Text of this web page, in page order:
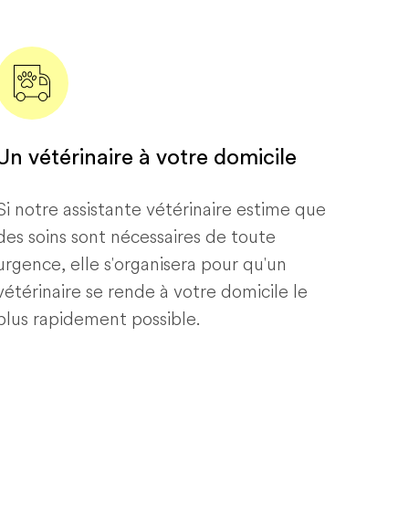
vétérinaire à votre domicile
notre assistante vétérinaire estime que
soins sont nécessaires de toute
elle s'organisera pour qu'un
se rende à votre domicile le
rapidement possible.